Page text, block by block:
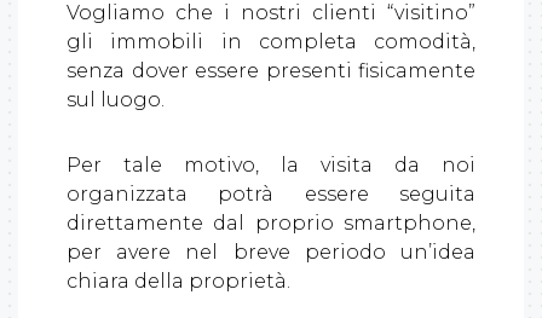
Vogliamo che i nostri clienti “visitino”
gli immobili in completa comodità,
senza dover essere presenti fisicamente
sul luogo.
Per tale motivo, la visita da noi
organizzata potrà essere seguita
direttamente dal proprio smartphone,
per avere nel breve periodo un’idea
chiara della proprietà.